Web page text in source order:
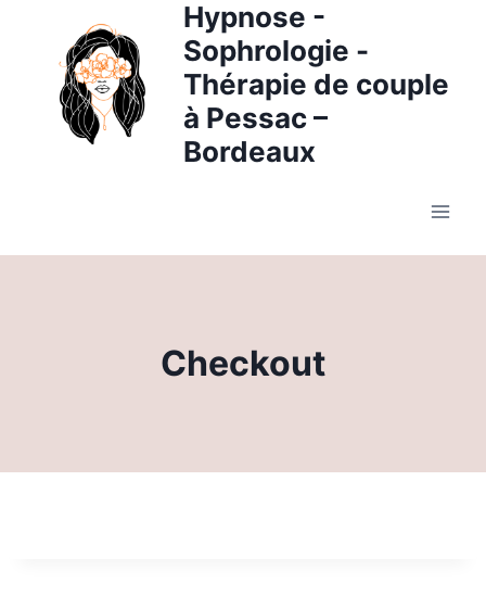
contenu
Hypnose -
Sophrologie -
Thérapie de couple
à Pessac –
Bordeaux
Checkout